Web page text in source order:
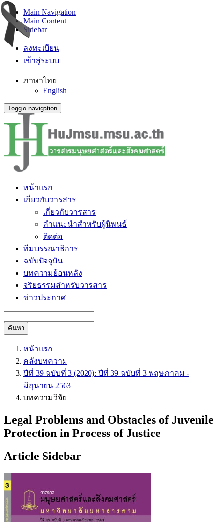
Main Navigation
Main Content
Sidebar
ลงทะเบียน
เข้าสู่ระบบ
ภาษาไทย
English
Toggle navigation
หน้าแรก
เกี่ยวกับวารสาร
เกี่ยวกับวารสาร
คำแนะนำสำหรับผู้นิพนธ์
ติดต่อ
ทีมบรรณาธิการ
ฉบับปัจจุบัน
บทความย้อนหลัง
จริยธรรมสำหรับวารสาร
ข่าวประกาศ
ค้นหา
หน้าแรก
คลังบทความ
ปีที่ 39 ฉบับที่ 3 (2020): ปีที่ 39 ฉบับที่ 3 พฤษภาคม -
มิถุนายน 2563
บทความวิจัย
Legal Problems and Obstacles of Juvenile
Protection in Process of Justice
Article Sidebar